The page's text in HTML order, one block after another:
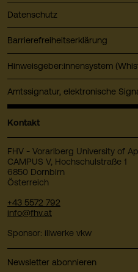
Datenschutz
Barrierefreiheitserklärung
Hinweisgeber:innensystem
Amtssignatur, elektronische
Kontakt
FHV - Vorarlberg University of
CAMPUS V, Hochschulstraße 1
6850 Dornbirn
Österreich
+43 5572 792
info@fhv.at
Sponsor: illwerke vkw
Newsletter abonnieren